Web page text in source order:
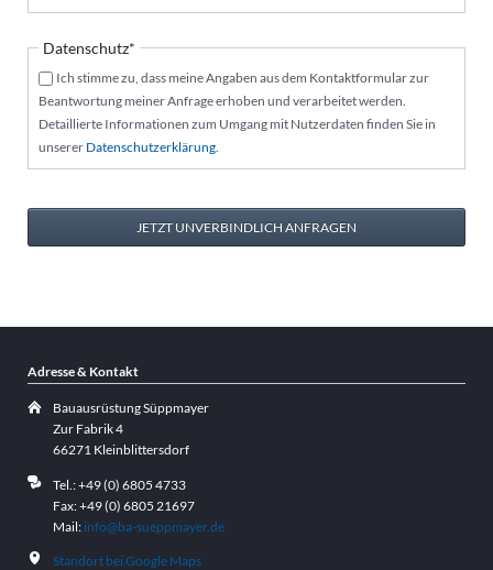
Pflichtfeld
Datenschutz*
Ich stimme zu, dass meine Angaben aus dem Kontaktformular zur
Beantwortung meiner Anfrage erhoben und verarbeitet werden.
Detaillierte Informationen zum Umgang mit Nutzerdaten finden Sie in
unserer Datenschutzerklärung.
JETZT UNVERBINDLICH ANFRAGEN
Adresse & Kontakt
Bauausrüstung Süppmayer
Zur Fabrik 4
66271 Kleinblittersdorf
Tel.: +49 (0) 6805 4733
Fax: +49 (0) 6805 21697
Mail: info@ba-sueppmayer.de
Standort bei Google Maps